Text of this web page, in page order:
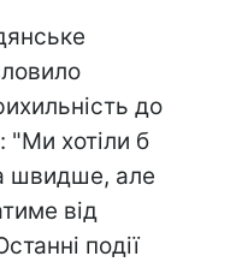
до
"Ми хотіли б
швидше, але
від
події